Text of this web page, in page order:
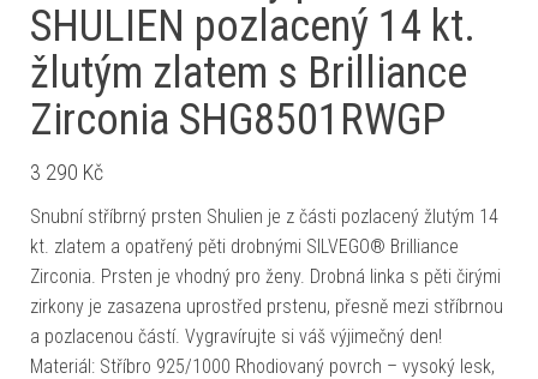
SHULIEN pozlacený 14 kt.
žlutým zlatem s Brilliance
Zirconia SHG8501RWGP
3 290 Kč
Snubní stříbrný prsten Shulien je z části pozlacený žlutým 14
kt. zlatem a opatřený pěti drobnými SILVEGO® Brilliance
Zirconia. Prsten je vhodný pro ženy. Drobná linka s pěti čirými
zirkony je zasazena uprostřed prstenu, přesně mezi stříbrnou
a pozlacenou částí. Vygravírujte si váš výjimečný den!
Materiál: Stříbro 925/1000 Rhodiovaný povrch – vysoký lesk,